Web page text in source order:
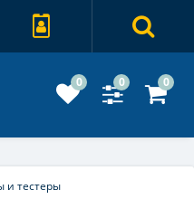
0 0 0
и тестеры